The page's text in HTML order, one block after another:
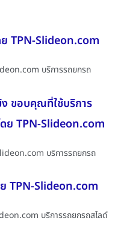
ย TPN-Slideon.com
บริการรถยกรถ
ขอบคุณที่ใช้บริการ
ย TPN-Slideon.com
บริการรถยกรถ
TPN-Slideon.com
บริการรถยกรถสไลด์